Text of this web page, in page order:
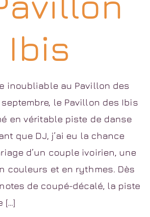
inoubliable au Pavillon des
septembre, le Pavillon des Ibis
en véritable piste de danse
que DJ, j’ai eu la chance
d’un couple ivoirien, une
couleurs et en rythmes. Dès
de coupé-décalé, la piste
[…]